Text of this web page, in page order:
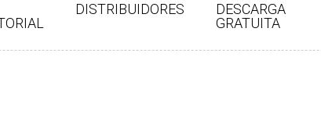
DISTRIBUIDORES
DESCARGA
GRATUITA